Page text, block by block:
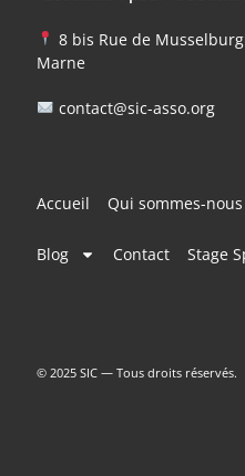
8 bis Rue de
Marne
contact@sic-asso.org
Accueil Qui sommes-nous
Blog Contact Stage
© 2025 SIC — Tous droits réservés.